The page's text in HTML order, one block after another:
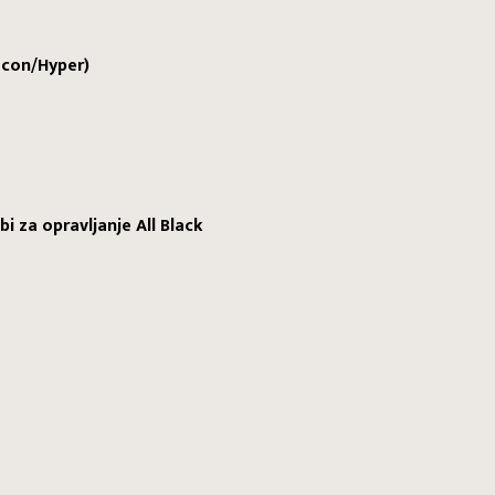
Hyper)
za opravljanje All Black